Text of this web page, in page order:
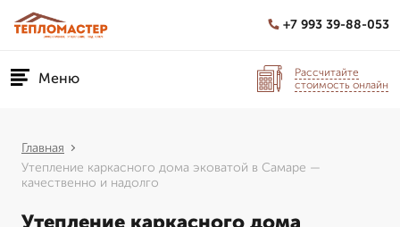
+7 993 39-88-053
Меню
Рассчитайте
стоимость онлайн
Главная
Утепление каркасного дома эковатой в Самаре —
качественно и надолго
Утепление каркасного дома